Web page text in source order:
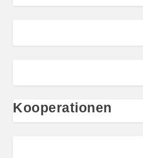
Kooperationen